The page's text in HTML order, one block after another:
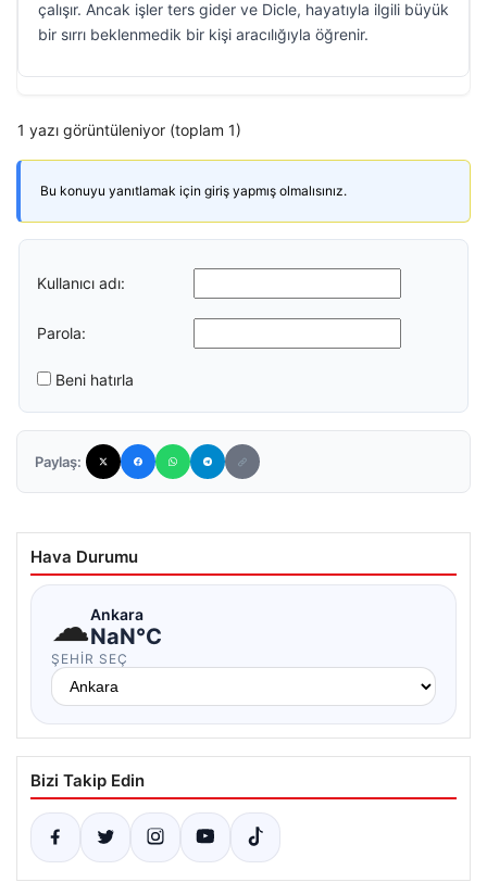
çalışır. Ancak işler ters gider ve Dicle, hayatıyla ilgili büyük
bir sırrı beklenmedik bir kişi aracılığıyla öğrenir.
1 yazı görüntüleniyor (toplam 1)
Bu konuyu yanıtlamak için giriş yapmış olmalısınız.
Kullanıcı adı:
Parola:
Beni hatırla
Paylaş:
Hava Durumu
☁Ankara
NaN°C
ŞEHIR SEÇ
Bizi Takip Edin